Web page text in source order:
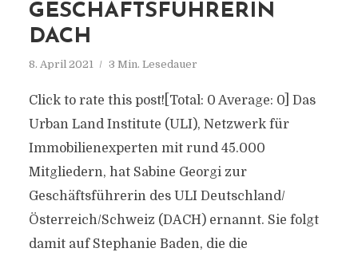
GESCHÄFTSFÜHRERIN
DACH
8. April 2021 3 Min. Lesedauer
Click to rate this post![Total: 0 Average: 0] Das
Urban Land Institute (ULI), Netzwerk für
Immobilienexperten mit rund 45.000
Mitgliedern, hat Sabine Georgi zur
Geschäftsführerin des ULI Deutschland/
Österreich/Schweiz (DACH) ernannt. Sie folgt
damit auf Stephanie Baden, die die